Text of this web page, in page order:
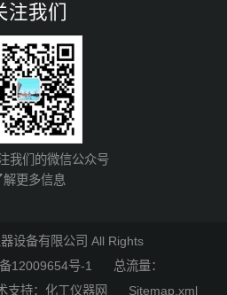
注我们
我们的微信公众号
解更多信息
设备有限公司 All Rights
12009654号-1
总流量：
持：化工仪器网 Sitemap.xml